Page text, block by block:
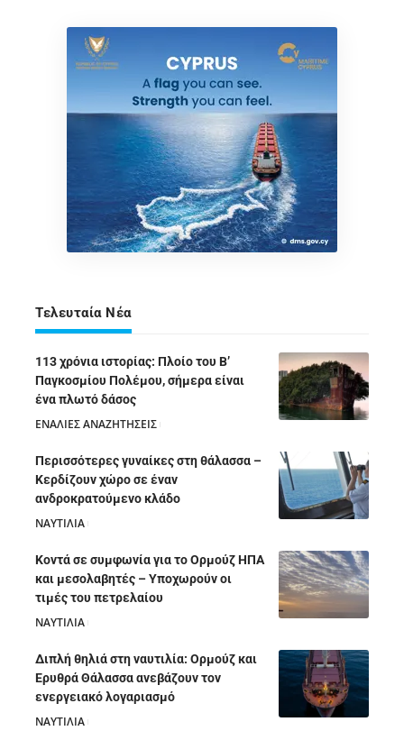
Τελευταία Νέα
113 χρόνια ιστορίας: Πλοίο του Β’
Παγκοσμίου Πολέμου, σήμερα είναι
ένα πλωτό δάσος
ΕΝΑΛΙΕΣ ΑΝΑΖΗΤΗΣΕΙΣ
Περισσότερες γυναίκες στη θάλασσα –
Κερδίζουν χώρο σε έναν
ανδροκρατούμενο κλάδο
ΝΑΥΤΙΛΙΑ
Κοντά σε συμφωνία για το Ορμούζ ΗΠΑ
και μεσολαβητές – Υποχωρούν οι
τιμές του πετρελαίου
ΝΑΥΤΙΛΙΑ
Διπλή θηλιά στη ναυτιλία: Ορμούζ και
Ερυθρά Θάλασσα ανεβάζουν τον
ενεργειακό λογαριασμό
ΝΑΥΤΙΛΙΑ